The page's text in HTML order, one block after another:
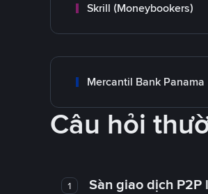
Skrill (Moneybookers)
Mercantil Bank Panama
Câu hỏi
1 Sàn giao dịch P2P